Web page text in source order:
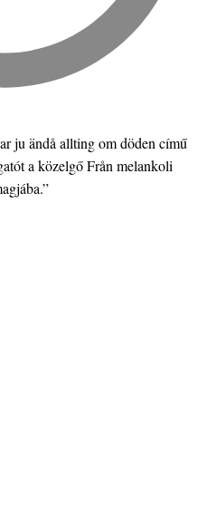
ju ändå allting om döden című
a közelgő Från melankoli